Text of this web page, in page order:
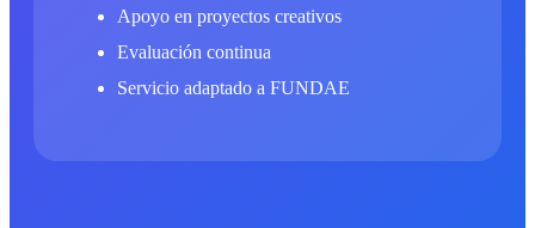
Apoyo en proyectos creativos
Evaluación continua
Servicio adaptado a FUNDAE